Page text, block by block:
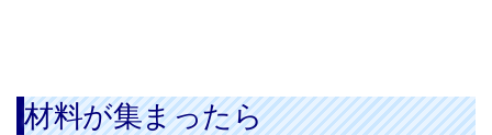
材料が集まったら